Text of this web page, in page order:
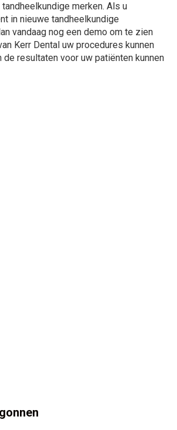
merken. Als u
in nieuwe tandheelkundige
vandaag nog een demo om te zien
Kerr Dental uw procedures kunnen
de resultaten voor uw patiënten kunnen